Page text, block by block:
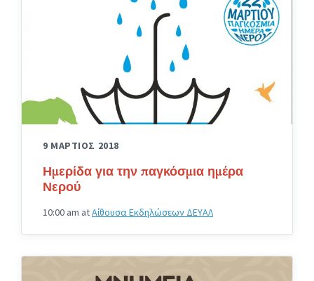
9 ΜΑΡΤΙΟΣ 2018
Ημερίδα για την παγκόσμια ημέρα
Νερού
10:00 am atΑίθουσα Εκδηλώσεων ΔΕΥΑΛ